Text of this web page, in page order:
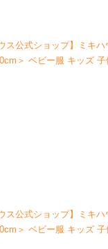
ス公式ショップ】ミキ
＞ ベビー服 キッズ
ス公式ショップ】ミキ
＞ ベビー服 キッズ